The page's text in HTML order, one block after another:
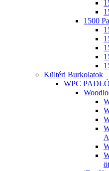
1500
Kültéri Burkolatok
WPC